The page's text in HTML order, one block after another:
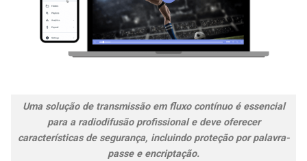
Uma solução de transmissão em fluxo contínuo é essencial
para a radiodifusão profissional e deve oferecer
características de segurança, incluindo proteção por palavra-
passe e encriptação.